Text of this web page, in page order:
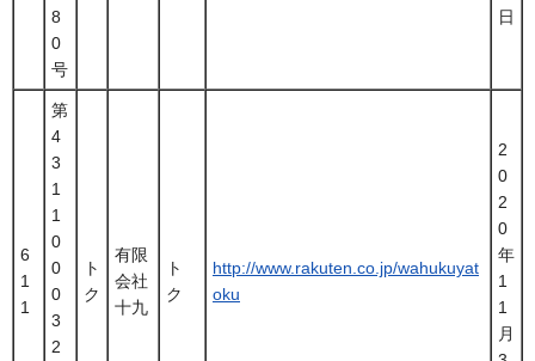
8
0
号
日
6
1
1
第
4
3
1
1
0
0
0
3
2
ト
ク
有限
会社
十九
ト
ク
http://www.rakuten.co.jp/wahukuyat
oku
2
0
2
0
年
1
1
月